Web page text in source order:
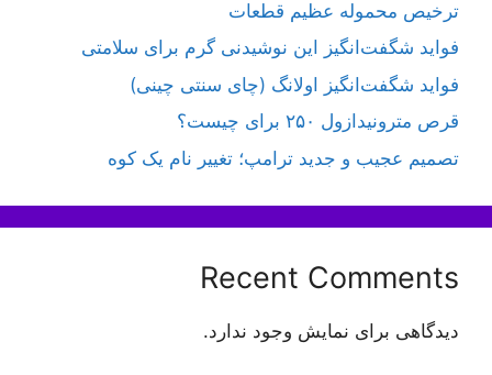
ترخیص محموله عظیم قطعات
فواید شگفت‌انگیز این نوشیدنی گرم برای سلامتی
فواید شگفت‌انگیز اولانگ (چای سنتی چینی)
قرص مترونیدازول ۲۵۰ برای چیست؟
تصمیم عجیب و جدید ترامپ؛ تغییر نام یک کوه
Recent Comments
دیدگاهی برای نمایش وجود ندارد.